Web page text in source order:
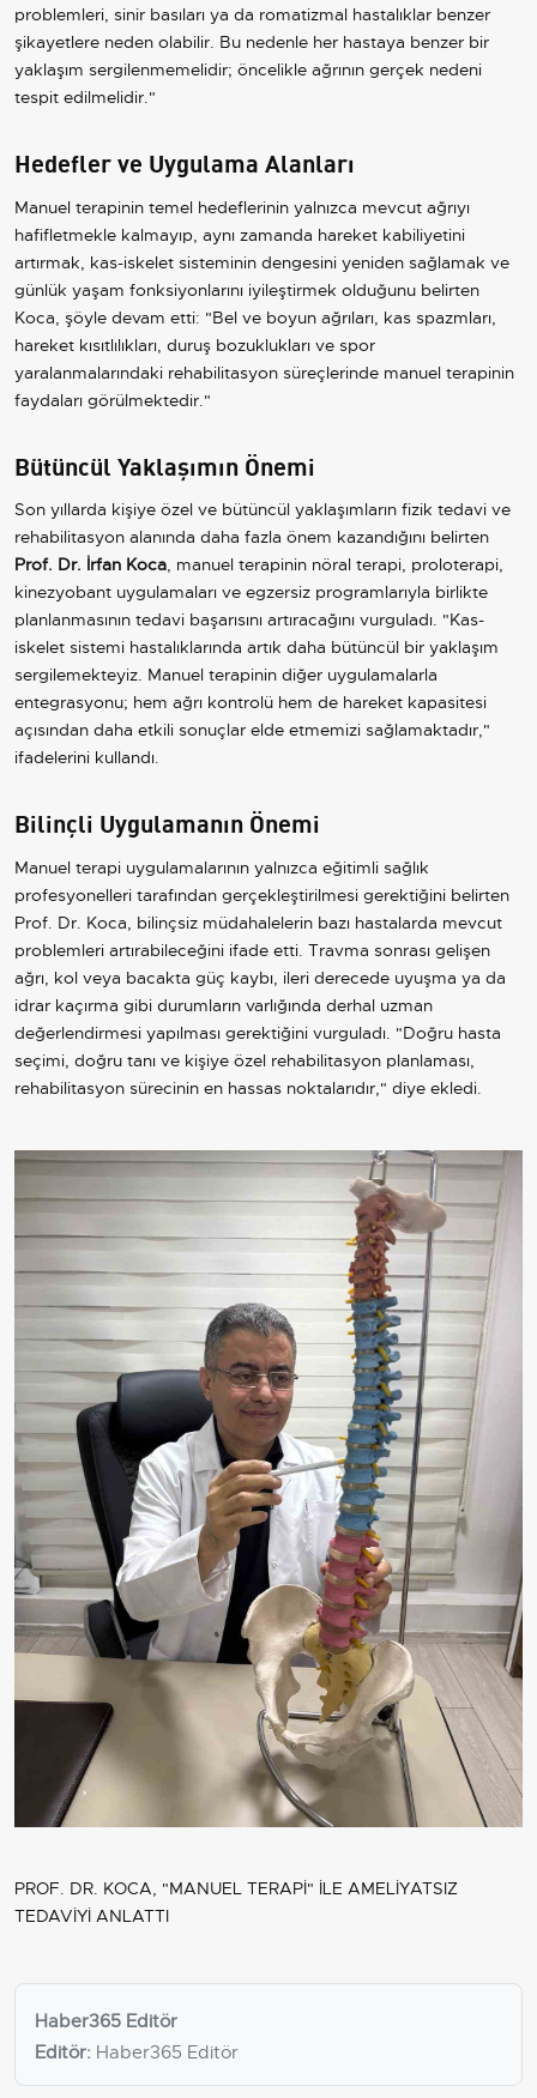
problemleri, sinir basıları ya da romatizmal hastalıklar benzer
şikayetlere neden olabilir. Bu nedenle her hastaya benzer bir
yaklaşım sergilenmemelidir; öncelikle ağrının gerçek nedeni
tespit edilmelidir."
Hedefler ve Uygulama Alanları
Manuel terapinin temel hedeflerinin yalnızca mevcut ağrıyı
hafifletmekle kalmayıp, aynı zamanda hareket kabiliyetini
artırmak, kas-iskelet sisteminin dengesini yeniden sağlamak ve
günlük yaşam fonksiyonlarını iyileştirmek olduğunu belirten
Koca, şöyle devam etti: "Bel ve boyun ağrıları, kas spazmları,
hareket kısıtlılıkları, duruş bozuklukları ve spor
yaralanmalarındaki rehabilitasyon süreçlerinde manuel terapinin
faydaları görülmektedir."
Bütüncül Yaklaşımın Önemi
Son yıllarda kişiye özel ve bütüncül yaklaşımların fizik tedavi ve
rehabilitasyon alanında daha fazla önem kazandığını belirten
Prof. Dr. İrfan Koca, manuel terapinin nöral terapi, proloterapi,
kinezyobant uygulamaları ve egzersiz programlarıyla birlikte
planlanmasının tedavi başarısını artıracağını vurguladı. "Kas-
iskelet sistemi hastalıklarında artık daha bütüncül bir yaklaşım
sergilemekteyiz. Manuel terapinin diğer uygulamalarla
entegrasyonu; hem ağrı kontrolü hem de hareket kapasitesi
açısından daha etkili sonuçlar elde etmemizi sağlamaktadır,"
ifadelerini kullandı.
Bilinçli Uygulamanın Önemi
Manuel terapi uygulamalarının yalnızca eğitimli sağlık
profesyonelleri tarafından gerçekleştirilmesi gerektiğini belirten
Prof. Dr. Koca, bilinçsiz müdahalelerin bazı hastalarda mevcut
problemleri artırabileceğini ifade etti. Travma sonrası gelişen
ağrı, kol veya bacakta güç kaybı, ileri derecede uyuşma ya da
idrar kaçırma gibi durumların varlığında derhal uzman
değerlendirmesi yapılması gerektiğini vurguladı. "Doğru hasta
seçimi, doğru tanı ve kişiye özel rehabilitasyon planlaması,
rehabilitasyon sürecinin en hassas noktalarıdır," diye ekledi.
PROF. DR. KOCA, "MANUEL TERAPİ" İLE AMELİYATSIZ
TEDAVİYİ ANLATTI
Haber365 Editör
Editör: Haber365 Editör